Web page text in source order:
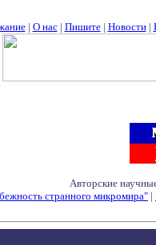
| О нас| Пишите| Новости|
Авторские
странного микромира" |